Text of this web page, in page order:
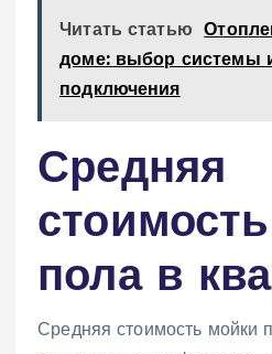
Читать статью
доме: выбор системы
подключения
Средняя
пола в
Средняя стоимость мойки